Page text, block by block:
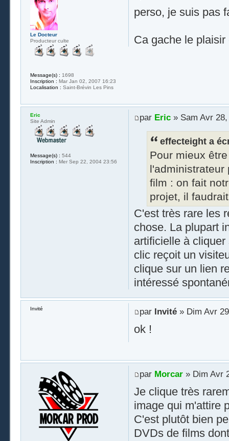
perso, je suis pas
Ca gache le
Le Docteur
Producteur culte
Message(s) : 1698
Inscription : Mar Jan 02, 2007 16:23
Localisation : Saint-Brévin Les Pins
par Eric» Sam Avr 28,
effecteight a
Pour mieux
l'administrateur
film : on fait
projet, il
C'est très rare les
chose. La plupart
artificielle à
clic reçoit un
clique sur un lien
intéressé
Eric
Site Admin
Message(s) : 544
Inscription : Mer Sep 22, 2004 23:56
par Invité» Dim Avr
ok !
Invité
par Morcar» Dim Avr
Je clique très
image qui m'attire
C'est plutôt bien
DVDs de films